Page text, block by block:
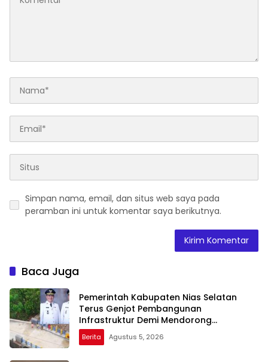
Simpan nama, email, dan situs web saya pada
peramban ini untuk komentar saya berikutnya.
Baca Juga
Pemerintah Kabupaten Nias Selatan
Terus Genjot Pembangunan
Infrastruktur Demi Mendorong
Konektivitas dan Pertumbuhan Daerah
Berita Agustus 5, 2026